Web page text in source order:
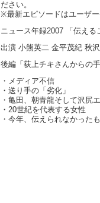
ださい。
※最新エピソードはユーザ
ニュース年録2007 「伝える
出演 小熊英二 金平茂紀 秋
後編「荻上チキさんからの
・メディア不信
・送り手の「劣化」
・亀田、朝青龍そして沢尻
・20世紀を代表する女性
・今年、伝えられなかった